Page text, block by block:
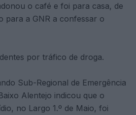
o café e foi para casa, de
para a GNR a confessar o
por tráfico de droga.
Sub-Regional de Emergência
Alentejo indicou que o
no Largo 1.º de Maio, foi